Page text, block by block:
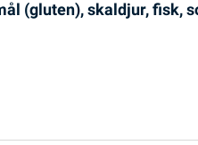
(gluten), skaldjur, fisk,